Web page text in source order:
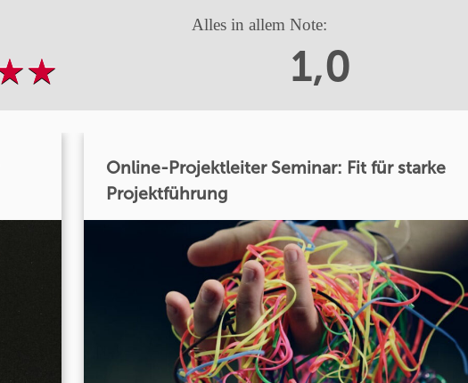
Alles in allem Note:
1,0
Online-Projektleiter Seminar: Fit für starke
Projektführung